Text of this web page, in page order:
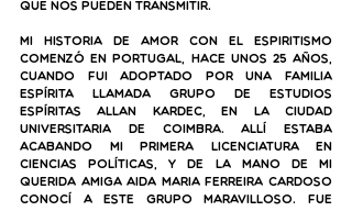
que nos pueden transmitir.
Mi historia de amor con el Espiritismo
comenzó en Portugal, hace unos 25 años,
cuando fui adoptado por una familia
espírita llamada Grupo de Estudios
Espíritas Allan Kardec, en la ciudad
universitaria de Coimbra. Allí estaba
acabando mi primera licenciatura en
Ciencias Políticas, y de la mano de mi
querida amiga Aida Maria Ferreira Cardoso
conocí a este grupo maravilloso. Fue